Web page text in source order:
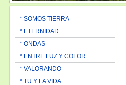
* SOMOS TIERRA
* ETERNIDAD
* ONDAS
* ENTRE LUZ Y COLOR
* VALORANDO
* TU Y LA VIDA